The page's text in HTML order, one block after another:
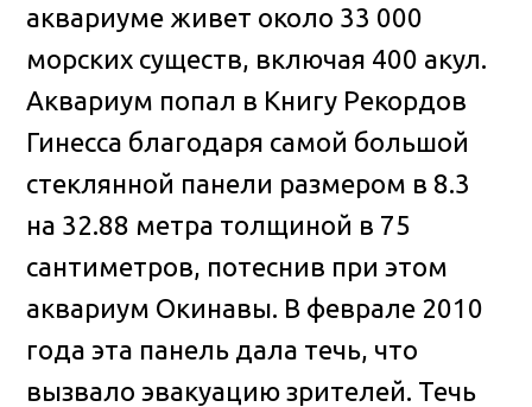
аквариуме живет около 33 000
морских существ, включая 400 акул.
Аквариум попал в Книгу Рекордов
Гинесса благодаря самой большой
стеклянной панели размером в 8.3
на 32.88 метра толщиной в 75
сантиметров, потеснив при этом
аквариум Окинавы. В феврале 2010
года эта панель дала течь, что
вызвало эвакуацию зрителей. Течь